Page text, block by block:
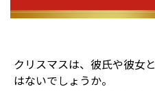
クリスマスは、彼氏や彼女
はないでしょうか。